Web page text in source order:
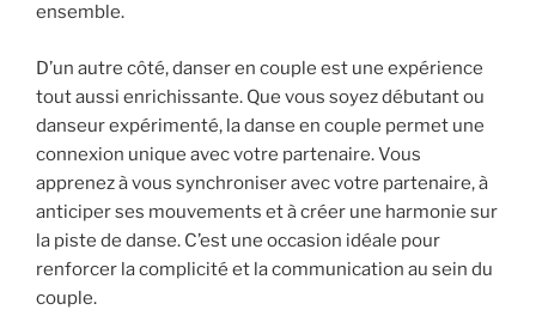
ensemble.
D’un autre côté, danser en couple est une expérience
tout aussi enrichissante. Que vous soyez débutant ou
danseur expérimenté, la danse en couple permet une
connexion unique avec votre partenaire. Vous
apprenez à vous synchroniser avec votre partenaire, à
anticiper ses mouvements et à créer une harmonie sur
la piste de danse. C’est une occasion idéale pour
renforcer la complicité et la communication au sein du
couple.